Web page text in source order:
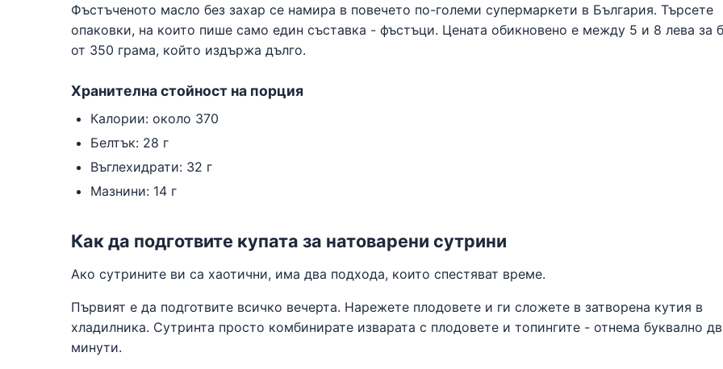
Фъстъченото масло без захар се намира в повечето по-големи супермаркети в България. Търсете
опаковки, на които пише само един съставка - фъстъци. Цената обикновено е между 5 и 8 лева за
от 350 грама, който издържа дълго.
Хранителна стойност на порция
Калории: около 370
Белтък: 28 г
Въглехидрати: 32 г
Мазнини: 14 г
Как да подготвите купата за натоварени сутрини
Ако сутрините ви са хаотични, има два подхода, които спестяват време.
Първият е да подготвите всичко вечерта. Нарежете плодовете и ги сложете в затворена кутия в
хладилника. Сутринта просто комбинирате изварата с плодовете и топингите - отнема буквално
минути.